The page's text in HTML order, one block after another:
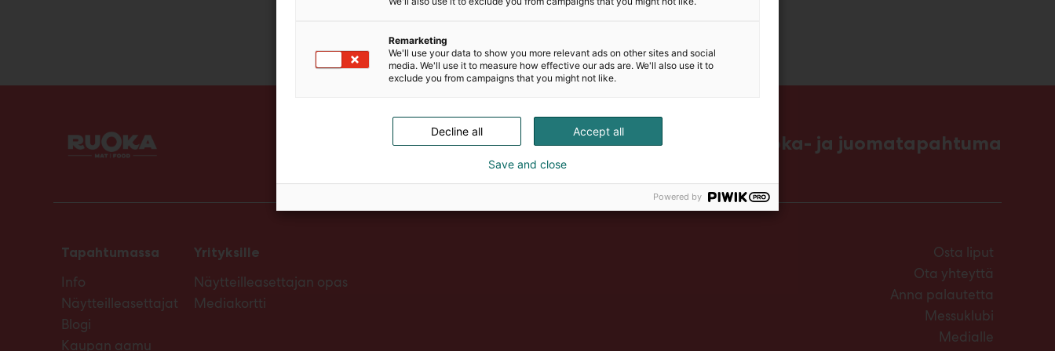
Suomen suurin, maukkain ja kattavin ruoka- ja juomatapahtuma
Tapahtumassa
Info
Näytteilleasettajat
Blogi
Kaupan aamu
Yrityksille
Näytteilleasettajan opas
Mediakortti
Osta liput
Ota yhteyttä
Anna palautetta
Messuklubi
Medialle
Remarketing
We'll use your data to show you more relevant ads on other sites and social
media. We'll use it to measure how effective our ads are. We'll also use it to
exclude you from campaigns that you might not like.
Accept all
Decline all
Save and close
Powered by